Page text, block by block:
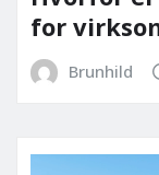
for
Brunhild